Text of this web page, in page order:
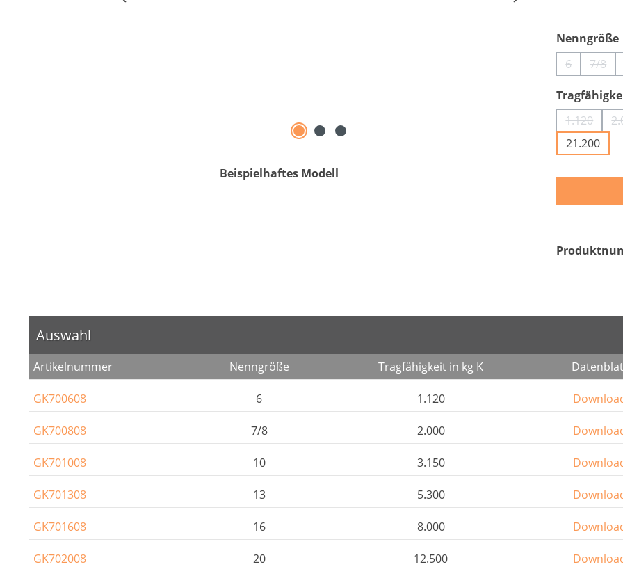
Beispielhaftes Modell
Nenngröße
6(Diese7/8
1.120(Diese
21.200
Auswahl
Artikelnummer Nenngröße Tragfähigkeit in kg K
GK700608 6 1.120
GK700808 7/8 2.000
GK701008 10 3.150
GK701308 13 5.300
GK701608 16 8.000
GK702008 20 12.500